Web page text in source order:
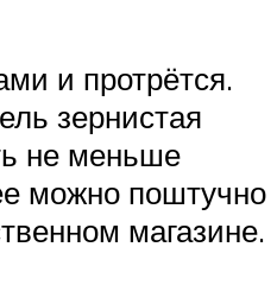
и протрётся.
зернистая
не меньше
можно поштучно
магазине.